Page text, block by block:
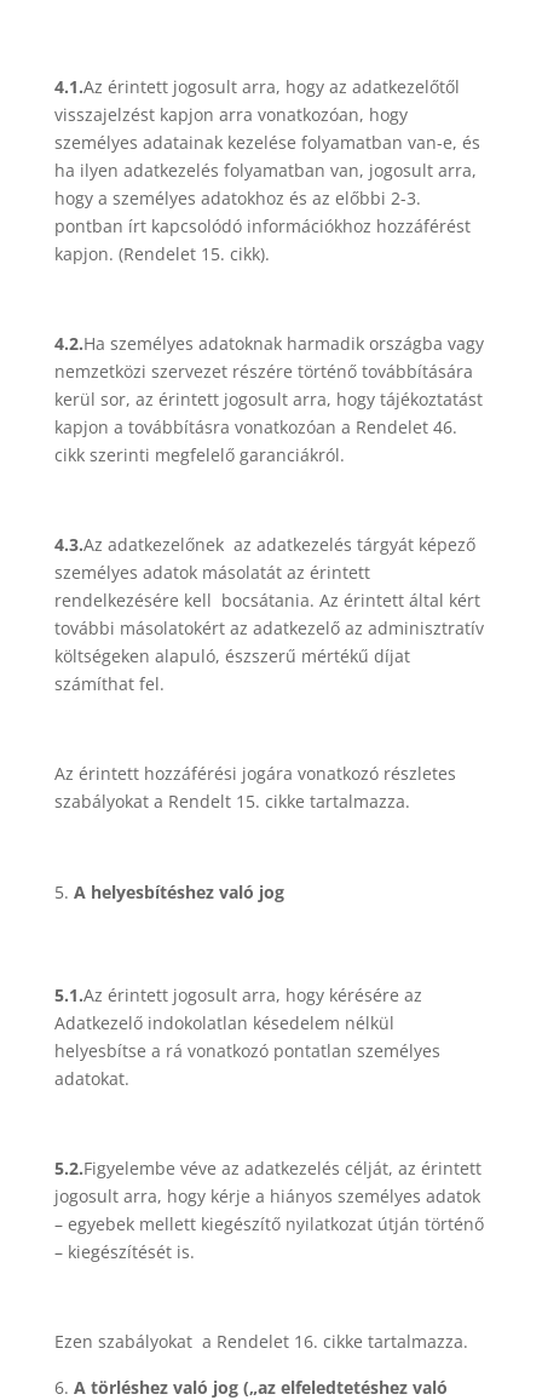
4.1.Az érintett jogosult arra, hogy az adatkezelőtől
visszajelzést kapjon arra vonatkozóan, hogy
személyes adatainak kezelése folyamatban van-e, és
ha ilyen adatkezelés folyamatban van, jogosult arra,
hogy a személyes adatokhoz és az előbbi 2-3.
pontban írt kapcsolódó információkhoz hozzáférést
kapjon. (Rendelet 15. cikk).
4.2.Ha személyes adatoknak harmadik országba vagy
nemzetközi szervezet részére történő továbbítására
kerül sor, az érintett jogosult arra, hogy tájékoztatást
kapjon a továbbításra vonatkozóan a Rendelet 46.
cikk szerinti megfelelő garanciákról.
4.3.Az adatkezelőnek az adatkezelés tárgyát képező
személyes adatok másolatát az érintett
rendelkezésére kell bocsátania. Az érintett által kért
további másolatokért az adatkezelő az adminisztratív
költségeken alapuló, észszerű mértékű díjat
számíthat fel.
Az érintett hozzáférési jogára vonatkozó részletes
szabályokat a Rendelt 15. cikke tartalmazza.
A helyesbítéshez való jog
5.1.Az érintett jogosult arra, hogy kérésére az
Adatkezelő indokolatlan késedelem nélkül
helyesbítse a rá vonatkozó pontatlan személyes
adatokat.
5.2.Figyelembe véve az adatkezelés célját, az érintett
jogosult arra, hogy kérje a hiányos személyes adatok
– egyebek mellett kiegészítő nyilatkozat útján történő
– kiegészítését is.
Ezen szabályokat a Rendelet 16. cikke tartalmazza.
A törléshez való jog („az elfeledtetéshez való